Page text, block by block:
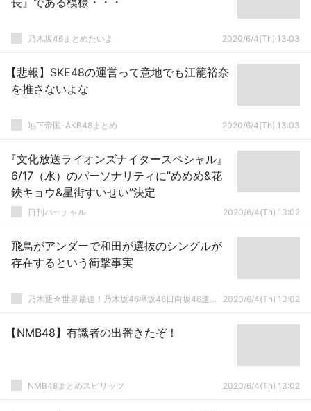
乃木坂46まとめたいよ 2020/6/4(Th) 13:03
【悲報】SKE48の運営って意地でも江籠裕奈
を推さないよな
地下帝国-AKB48まとめ 2020/6/4(Th) 13:03
『文化放送ライオンズナイタースペシャル』
6/17（水）のパーソナリティに”めめめ&花
鋏キョウ&星街すいせい”決定
日刊バーチャル 2020/6/4(Th) 13:02
飛鳥がアンダーで和田が選抜のシングルが
存在するという衝撃事実
乃木通☆世界最速！乃木坂46欅坂46日向坂46速報まとめ 2020/6/4(Th) 13:02
【NMB48】有識者の出番きたぞ！
NMB48まとめスピリッツ 2020/6/4(Th) 13:02